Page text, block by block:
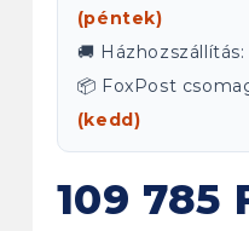
(péntek)
🚚 Házhozszállítás:
📦 FoxPost
(kedd)
109 785